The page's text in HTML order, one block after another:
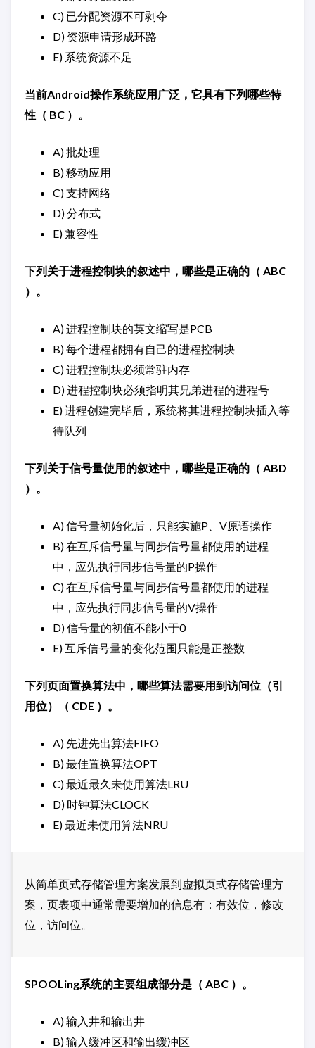
C) 已分配资源不可剥夺
D) 资源申请形成环路
E) 系统资源不足
当前Android操作系统应用广泛，它具有下列哪些特
性（ BC ）。
A) 批处理
B) 移动应用
C) 支持网络
D) 分布式
E) 兼容性
下列关于进程控制块的叙述中，哪些是正确的（ ABC
）。
A) 进程控制块的英文缩写是PCB
B) 每个进程都拥有自己的进程控制块
C) 进程控制块必须常驻内存
D) 进程控制块必须指明其兄弟进程的进程号
E) 进程创建完毕后，系统将其进程控制块插入等
待队列
下列关于信号量使用的叙述中，哪些是正确的（ ABD
）。
A) 信号量初始化后，只能实施P、V原语操作
B) 在互斥信号量与同步信号量都使用的进程
中，应先执行同步信号量的P操作
C) 在互斥信号量与同步信号量都使用的进程
中，应先执行同步信号量的V操作
D) 信号量的初值不能小于0
E) 互斥信号量的变化范围只能是正整数
下列页面置换算法中，哪些算法需要用到访问位（引
用位）（ CDE ）。
A) 先进先出算法FIFO
B) 最佳置换算法OPT
C) 最近最久未使用算法LRU
D) 时钟算法CLOCK
E) 最近未使用算法NRU
从简单页式存储管理方案发展到虚拟页式存储管理方
案，页表项中通常需要增加的信息有：有效位，修改
位，访问位。
SPOOLing系统的主要组成部分是（ ABC ）。
A) 输入井和输出井
B) 输入缓冲区和输出缓冲区